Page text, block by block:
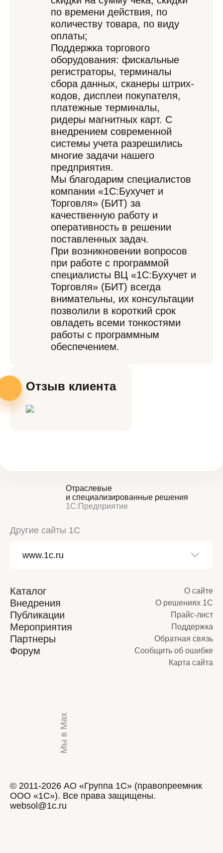
по времени действия, по
количеству товара, по виду
оплаты;
Поддержка торгового
оборудования: фискальные
регистраторы, терминалы
сбора данных, сканеры штрих-
кодов, дисплеи покупателя,
платежные терминалы,
ридеры магнитных карт. С
внедрением современной
системы учета разрешились
многие задачи нашего
предприятия.
Мы благодарим специалистов
компании «1С:Бухучет и
Торговля» (БИТ) за
качественную работу и
оперативность в решении
поставленных задач.
При возникновении вопросов
при работе с программой
специалисты ВЦ «1С:Бухучет и
Торговля» (БИТ) всегда
внимательны, их консультации
позволили в короткий срок
овладеть всеми тонкостями
работы с программным
обеспечением.
Отзыв клиента
Отраслевые
и специализированные решения
1С:Предприятие
Другие сайты 1С
Каталог
Внедрения
Публикации
Мероприятия
Партнеры
Форум
О сайте
О решениях 1С
Прайс-лист
Поддержка
Обратная связь
Сообщить об ошибке
Карта сайта
Мы в Max
© 2011-2026 АО «Группа 1С» (правопреемник
ООО «1С»). Все права защищены.
websol@1c.ru